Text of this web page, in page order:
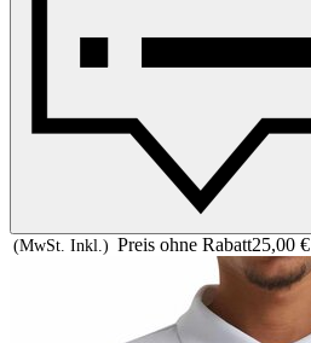
(MwSt. Inkl.) Preis ohne Rabatt25,00 €